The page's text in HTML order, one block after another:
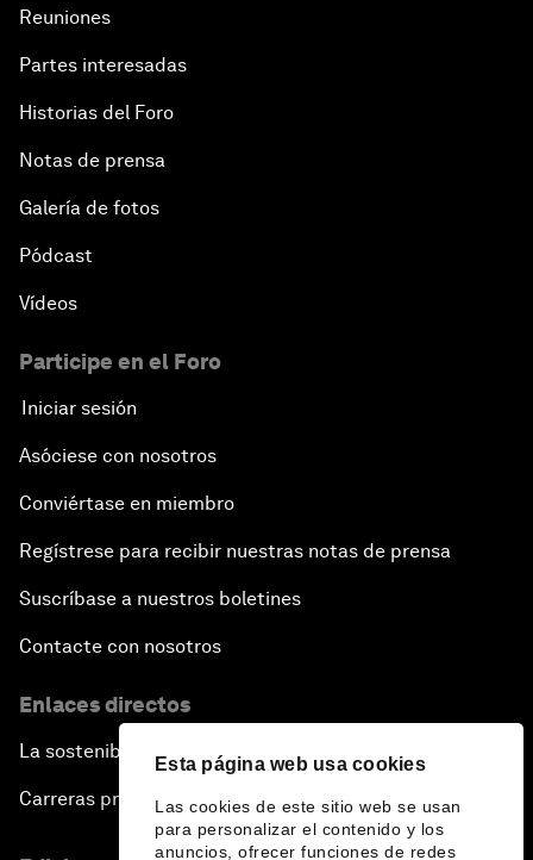
Esta página web usa cookies
Las cookies de este sitio web se usan
para personalizar el contenido y los
anuncios, ofrecer funciones de redes
Reuniones
Partes interesadas
Historias del Foro
Notas de prensa
Galería de fotos
Pódcast
Vídeos
Participe en el Foro
Iniciar sesión
Asóciese con nosotros
Conviértase en miembro
Regístrese para recibir nuestras notas de prensa
Suscríbase a nuestros boletines
Contacte con nosotros
Enlaces directos
La sostenibilidad en el Foro
Carreras profesionales